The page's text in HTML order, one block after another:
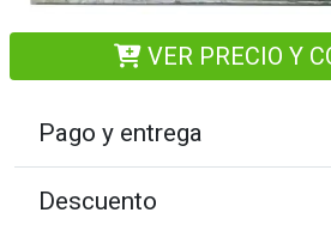
VER PRECIO Y
Pago y entrega
Descuento